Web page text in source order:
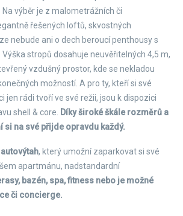
výběr je z malometrážních či
řešených loftů, skvostných
nebude ani o dech beroucí penthousy s
Výška stropů dosahuje neuvěřitelných 4,5 m,
vzdušný prostor, kde se nekladou
možností. A pro ty, kteří si své
jen rádi tvoří ve své režii, jsou k dispozici
shell & core.
Díky široké škále rozměrů a
si na své přijde opravdu každý.
autovýtah, který umožní zaparkovat si své
apartmánu, nadstandardní
bazén, spa, fitness nebo je možné
či concierge.